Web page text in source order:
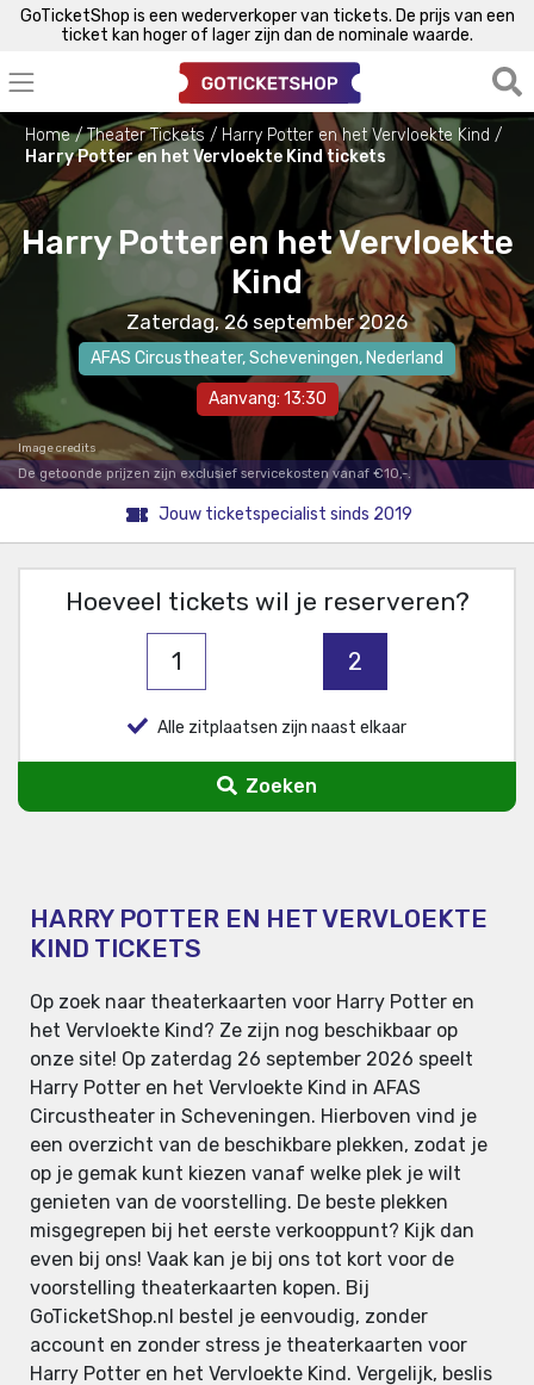
GoTicketShop is een wederverkoper van tickets. De prijs van een
ticket kan hoger of lager zijn dan de nominale waarde.
Home Theater Tickets
Harry Potter en het Vervloekte Kind
Harry Potter en het Vervloekte Kind tickets
Harry Potter en het Vervloekte
Kind
Zaterdag, 26 september 2026
AFAS Circustheater,Scheveningen, Nederland
Aanvang: 13:30
Image credits
De getoonde prijzen zijn exclusief servicekosten vanaf €10,-.
Jouw ticketspecialist sinds 2019
Hoeveel tickets wil je reserveren?
1 2
Alle zitplaatsen zijn naast elkaar
Zoeken
HARRY POTTER EN HET VERVLOEKTE
KIND TICKETS
Op zoek naar theaterkaarten voor Harry Potter en
het Vervloekte Kind? Ze zijn nog beschikbaar op
onze site! Op zaterdag 26 september 2026 speelt
Harry Potter en het Vervloekte Kind in AFAS
Circustheater in Scheveningen. Hierboven vind je
een overzicht van de beschikbare plekken, zodat je
op je gemak kunt kiezen vanaf welke plek je wilt
genieten van de voorstelling. De beste plekken
misgegrepen bij het eerste verkooppunt? Kijk dan
even bij ons! Vaak kan je bij ons tot kort voor de
voorstelling theaterkaarten kopen. Bij
GoTicketShop.nl bestel je eenvoudig, zonder
account en zonder stress je theaterkaarten voor
Harry Potter en het Vervloekte Kind. Vergelijk, beslis